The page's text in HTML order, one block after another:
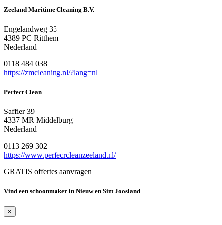
Zeeland Maritime Cleaning B.V.
Engelandweg 33
4389 PC Ritthem
Nederland
0118 484 038
https://zmcleaning.nl/?lang=nl
Perfect Clean
Saffier 39
4337 MR Middelburg
Nederland
0113 269 302
https://www.perfecrcleanzeeland.nl/
GRATIS offertes aanvragen
Vind een schoonmaker in Nieuw en Sint Joosland
×